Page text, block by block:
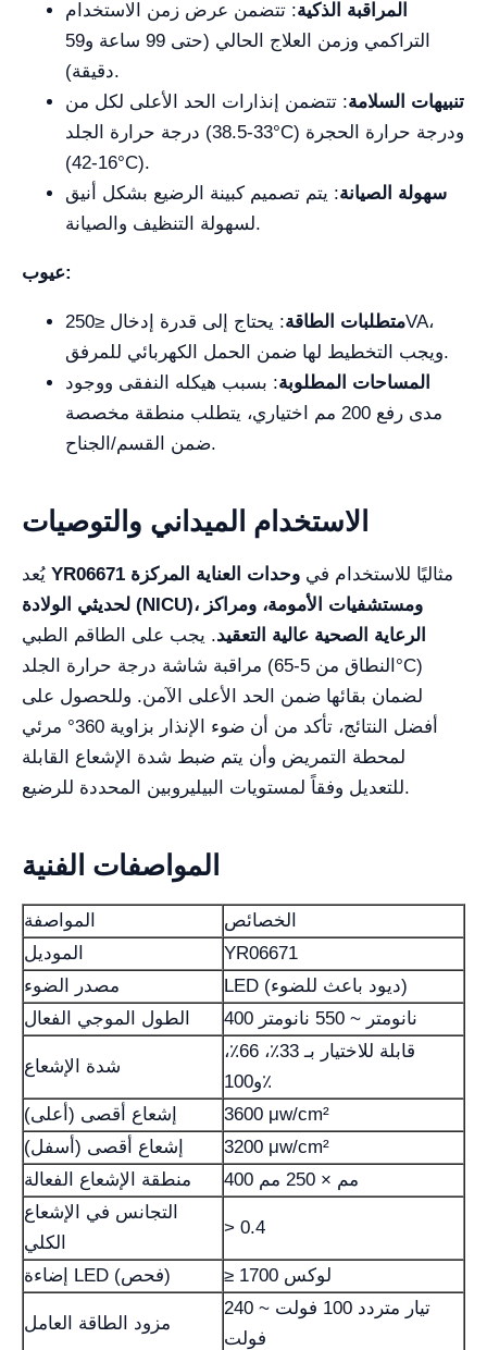
المراقبة الذكية: تتضمن عرض زمن الاستخدام
التراكمي وزمن العلاج الحالي (حتى 99 ساعة و59
دقيقة).
تنبيهات السلامة: تتضمن إنذارات الحد الأعلى لكل من
درجة حرارة الجلد (33-38.5°C) ودرجة حرارة الحجرة
(16-42°C).
سهولة الصيانة: يتم تصميم كبينة الرضيع بشكل أنيق
لسهولة التنظيف والصيانة.
عيوب:
متطلبات الطاقة
: يحتاج إلى قدرة إدخال ≤250VA،
ويجب التخطيط لها ضمن الحمل الكهربائي للمرفق.
المساحات المطلوبة: بسبب هيكله النفقى ووجود
مدى رفع 200 مم اختياري، يتطلب منطقة مخصصة
ضمن القسم/الجناح.
الاستخدام الميداني والتوصيات
YR06671 مثاليًا للاستخدام في وحدات العناية المركزة
لحديثي الولادة (NICU)، ومستشفيات الأمومة، ومراكز
الرعاية الصحية عالية التعقيد. يجب على الطاقم الطبي
مراقبة شاشة درجة حرارة الجلد (النطاق من 5-65°C)
لضمان بقائها ضمن الحد الأعلى الآمن. وللحصول على
أفضل النتائج، تأكد من أن ضوء الإنذار بزاوية 360° مرئي
لمحطة التمريض وأن يتم ضبط شدة الإشعاع القابلة
للتعديل وفقاً لمستويات البيليروبين المحددة للرضيع.
المواصفات الفنية
المواصفة
الخصائص
الموديل
YR06671
مصدر الضوء
LED (ديود باعث للضوء)
الطول الموجي الفعال
400 نانومتر ~ 550 نانومتر
شدة الإشعاع
قابلة للاختيار بـ 33٪، 66٪،
و100٪
إشعاع أقصى (أعلى)
3600 μw/cm²
إشعاع أقصى (أسفل)
3200 μw/cm²
منطقة الإشعاع الفعالة
400 مم × 250 مم
التجانس في الإشعاع
الكلي
> 0.4
إضاءة LED (فحص) ≥ 1700 لوكس
مزود الطاقة العامل
تيار متردد 100 فولت ~ 240
فولت